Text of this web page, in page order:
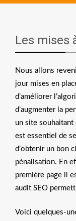
Les mises
Nous allons
jour mises en
d’améliorer
d’augmenter la
un site souhaitant
est essentiel de
d’obtenir un bon
pénalisation. En
première page il
audit SEO
Voici quelques-